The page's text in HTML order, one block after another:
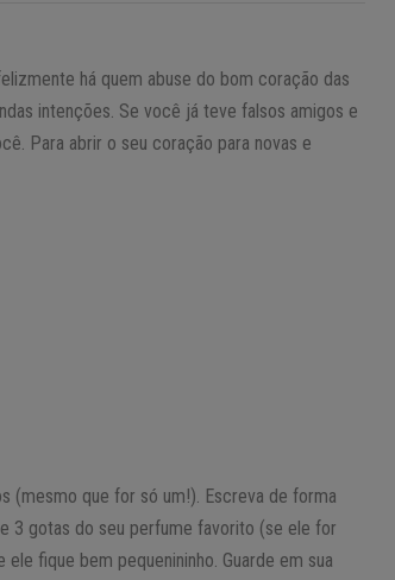
há quem abuse do bom coração das
intenções. Se você já teve falsos amigos e
Para abrir o seu coração para novas e
(mesmo que for só um!). Escreva de forma
3 gotas do seu perfume favorito (se ele for
fique bem pequenininho. Guarde em sua